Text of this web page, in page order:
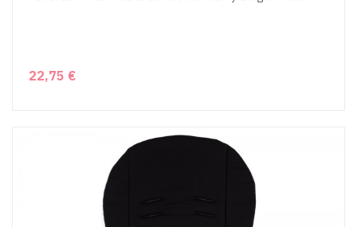
22,75 €